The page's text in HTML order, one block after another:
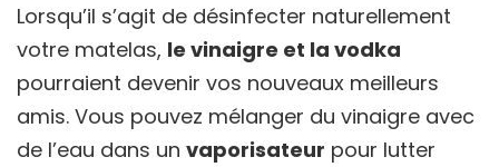
Lorsqu’il s’agit de désinfecter naturellement
votre matelas, le vinaigre et la vodka
pourraient devenir vos nouveaux meilleurs
amis. Vous pouvez mélanger du vinaigre avec
de l’eau dans un vaporisateur pour lutter